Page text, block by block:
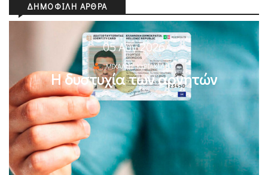
ΔΗΜΟΦΙΛΉ ΆΡΘΡΑ
05 Αυγ 2026
ΜΙΧΆΛΗΣ ΚΥΡΙΑΚΊΔΗΣ
Η δυστυχία των αρνητών